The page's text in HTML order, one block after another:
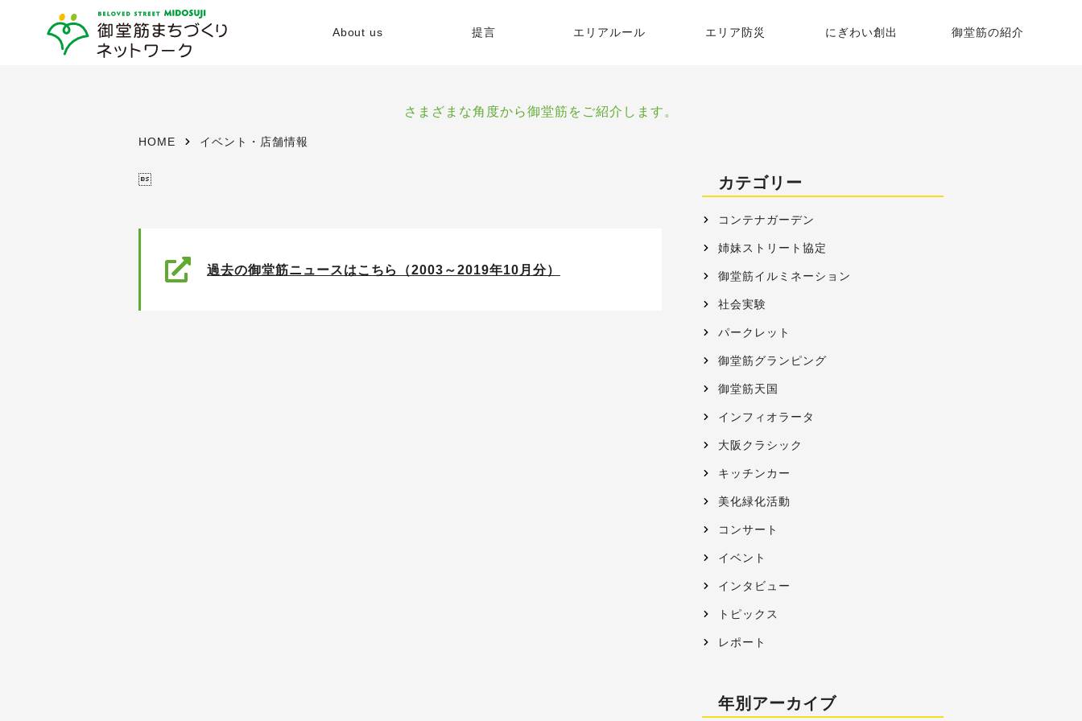
About us 提言 エリアルール エリア防災 にぎわい創出
御堂筋STREET Journal
御堂筋の紹介
さまざまな角度から御堂筋をご紹介します。
HOME イベント・店舗情報

過去の御堂筋ニュースはこちら（2003～2019年10月分）
カテゴリー
コンテナガーデン
姉妹ストリート協定
御堂筋イルミネーション
社会実験
パークレット
御堂筋グランピング
御堂筋天国
インフィオラータ
大阪クラシック
キッチンカー
美化緑化活動
コンサート
イベント
インタビュー
トピックス
レポート
年別アーカイブ